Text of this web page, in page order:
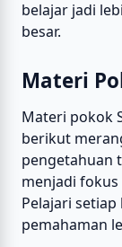
belajar jadi
besar.
Materi
Materi pokok
berikut
pengetahuan
menjadi fokus
Pelajari
pemahaman